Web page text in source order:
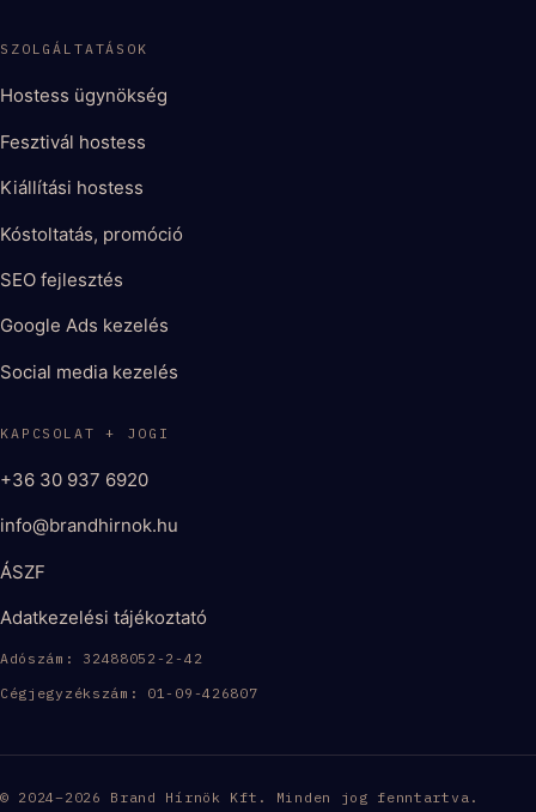
SZOLGÁLTATÁSOK
Hostess ügynökség
Fesztivál hostess
Kiállítási hostess
Kóstoltatás, promóció
SEO fejlesztés
Google Ads kezelés
Social media kezelés
KAPCSOLAT + JOGI
+36 30 937 6920
info@brandhirnok.hu
ÁSZF
Adatkezelési tájékoztató
Adószám: 32488052-2-42
Cégjegyzékszám: 01-09-426807
© 2024–2026 Brand Hírnök Kft. Minden jog fenntartva.